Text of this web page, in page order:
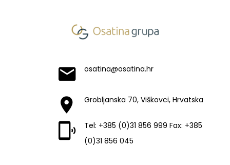
osatina@osatina.hr
Grobljanska 70, Viškovci, Hrvatska
Tel: +385 (0)31 856 999 Fax: +385
(0)31 856 045